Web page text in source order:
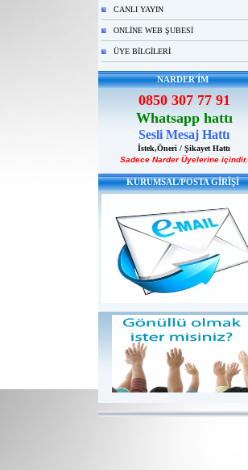
CANLI YAYIN
ONLİNE WEB ŞUBESİ
ÜYE BİLGİLERİ
NARDER'İM
0850 307 77 91
Whatsapp hattı
Sesli Mesaj Hattı
İstek,Öneri / Şikayet Hattı
Sadece Narder Üyelerine içindir.
KURUMSAL/POSTA GİRİŞİ